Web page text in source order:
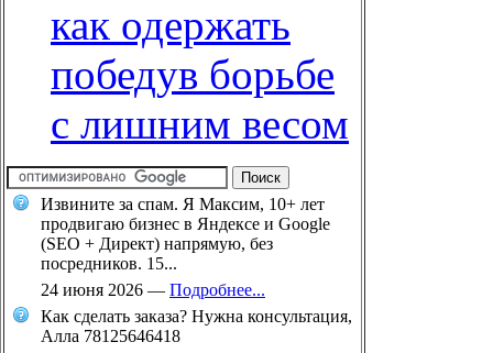
как одержать
победув борьбе
с лишним весом
Извините за спам. Я Максим, 10+ лет
продвигаю бизнес в Яндексе и Google
(SEO + Директ) напрямую, без
посредников. 15...
24 июня 2026 — Подробнее...
Как сделать заказа? Нужна консультация,
Алла 78125646418